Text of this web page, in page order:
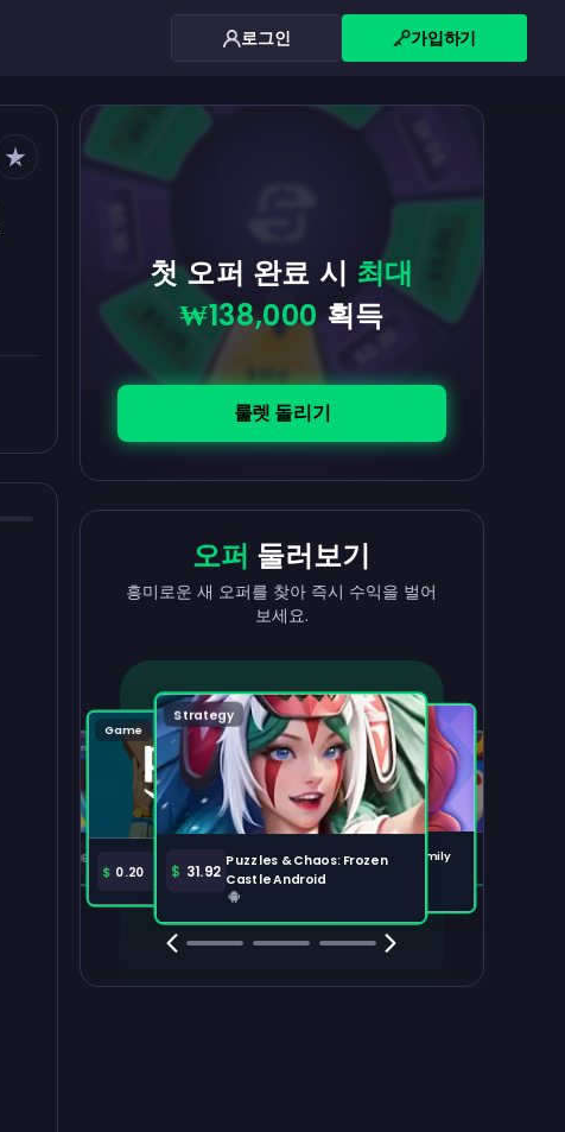
로그인 가입하기
첫 오퍼 완료 시 최대
₩138,000획득
룰렛 돌리기
$100
$5.00
$5.00
$0.10 $5.00
$0.10
오퍼 둘러보기
흥미로운 새 오퍼를 찾아 즉시 수익을 벌어
보세요.
Tabletop
$ 36.02 Bingo Dice iOS
Puzzle
$ 30.00Merge Help: Warm Family
Android
Strategy
$ 31.92 Puzzles & Chaos: Frozen
Castle Android
Game
$ 0.20 Amazon Prime
Game
36.97
리워드받기
태스크를 완료하고 잔액이 늘어나는 걸
지켜보세요.
100,000
주요 오퍼 전체 보기
Clash Royale
현금으로출금
수익을 빠르고 간편하게 현금화하세요.